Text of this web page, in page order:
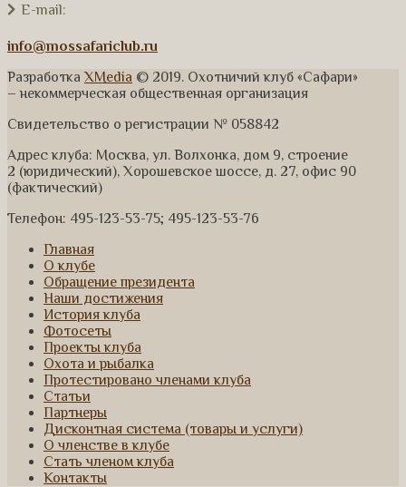
E-mail:
info@mossafariclub.ru
Разработка XMedia © 2019. Охотничий клуб «Сафари»
– некоммерческая общественная организация
Свидетельство о регистрации № 058842
Адрес клуба: Москва, ул. Волхонка, дом 9, строение
2 (юридический), Хорошевское шоссе, д. 27, офис 90
(фактический)
Телефон: 495-123-53-75; 495-123-53-76
Главная
О клубе
Обращение президента
Наши достижения
История клуба
Фотосеты
Проекты клуба
Охота и рыбалка
Протестировано членами клуба
Статьи
Партнеры
Дисконтная система (товары и услуги)
О членстве в клубе
Стать членом клуба
Контакты